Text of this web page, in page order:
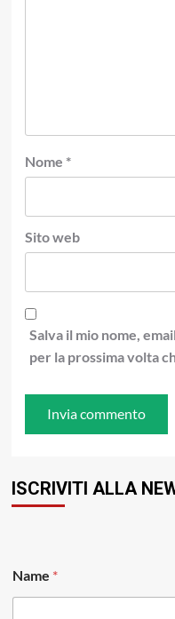
Nome *
Sito web
Salva il mio nome,
per la prossima volta
ISCRIVITI ALLA
Name *